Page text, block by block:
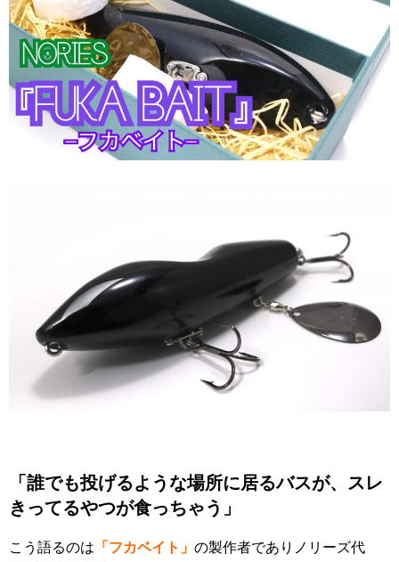
「誰でも投げるような場所に居るバスが、スレ
きってるやつが食っちゃう」
こう語るのは 「フカベイト」 の製作者でありノリーズ代